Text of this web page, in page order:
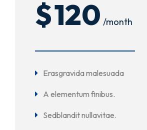
$120 /month
Erasgravida malesuada
A elementum finibus.
Sedblandit nullavitae.